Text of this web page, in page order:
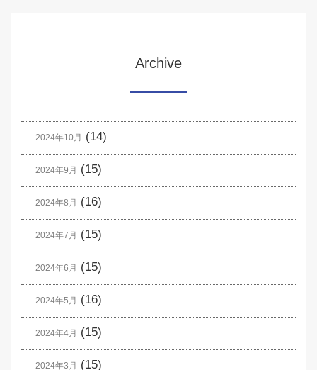
Archive
2024年10月 (14)
2024年9月 (15)
2024年8月 (16)
2024年7月 (15)
2024年6月 (15)
2024年5月 (16)
2024年4月 (15)
2024年3月 (15)